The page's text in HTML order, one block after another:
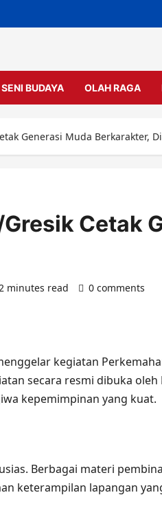
SENI BUDAYA OLAH RAGA
Generasi Muda Berkarakter,
Cetak
minutes read 0 comments
kegiatan
secara resmi dibuka
kepemimpinan yang kuat.
Berbagai materi
keterampilan lapangan